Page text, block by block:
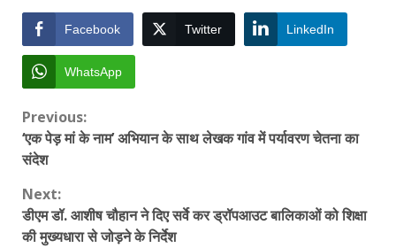
Facebook Twitter LinkedIn
WhatsApp
Continue
Reading
Previous:
‘एक पेड़ मां के नाम’ अभियान के साथ लेखक गांव में पर्यावरण चेतना का
संदेश
Next:
डीएम डॉ. आशीष चौहान ने दिए सर्वे कर ड्रॉपआउट बालिकाओं को शिक्षा
की मुख्यधारा से जोड़ने के निर्देश